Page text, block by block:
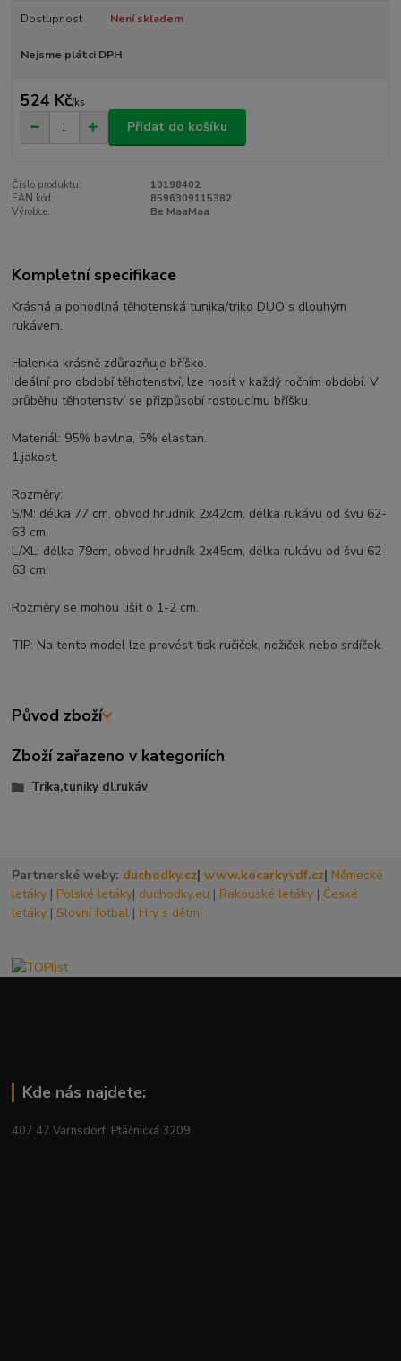
Dostupnost Není skladem
Nejsme plátci DPH
524 Kč/ks
Přidat do košíku
Číslo produktu:
10198402
EAN kód:
8596309115382
Výrobce:
Be MaaMaa
Kompletní specifikace
Krásná a pohodlná těhotenská tunika/triko DUO s dlouhým
rukávem.
Halenka krásně zdůrazňuje bříško.
Ideální pro období těhotenství, lze nosit v každý ročním období. V
průběhu těhotenství se přizpůsobí rostoucímu bříšku.
Materiál: 95% bavlna, 5% elastan.
1.jakost.
Rozměry:
S/M: délka 77 cm, obvod hrudník 2x42cm, délka rukávu od švu 62-
63 cm.
L/XL: délka 79cm, obvod hrudník 2x45cm, délka rukávu od švu 62-
63 cm.
Rozměry se mohou lišit o 1-2 cm.
TIP: Na tento model lze provést tisk ručiček, nožiček nebo srdíček.
Původ zboží
Zboží zařazeno v kategoriích
Trika,tuniky dl.rukáv
Partnerské weby: duchodky.cz|www.kocarkyvdf.cz| Německé
letáky | Polské letáky| duchodky.eu | Rakouské letáky | České
letáky | Slovní fotbal | Hry s dětmi
Kde nás najdete:
407 47 Varnsdorf, Ptáčnická 3209